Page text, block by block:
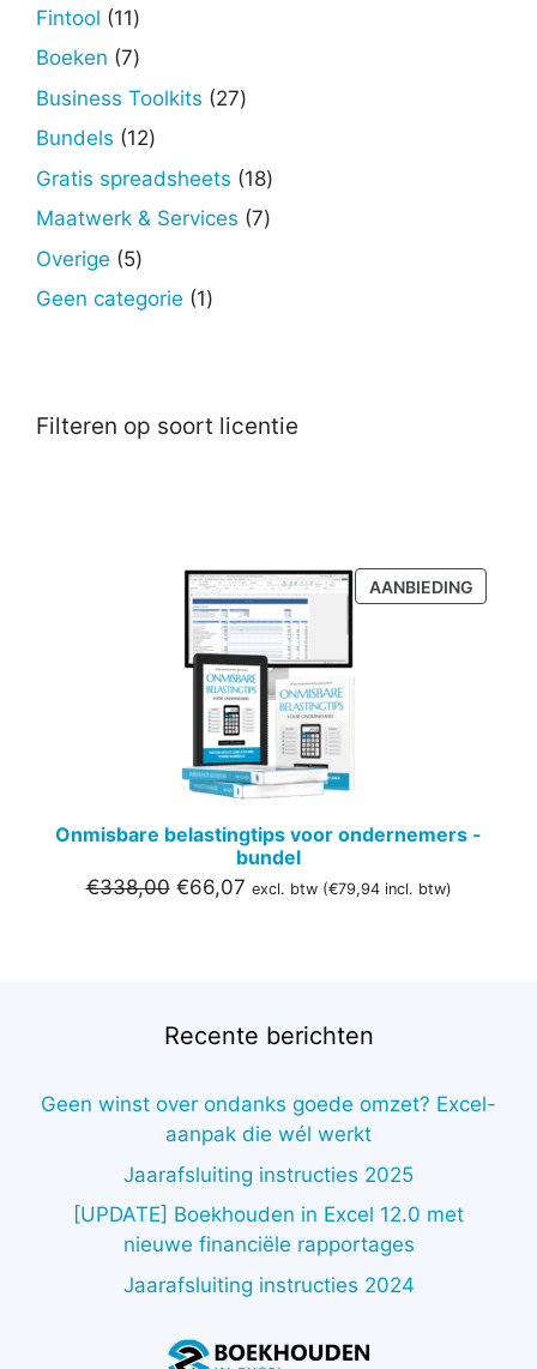
Fintool 1111
producten
Boeken 77
producten
Business Toolkits 2727
Bundels 1212
producten
Gratis spreadsheets 1818
producten
Maatwerk & Services 77
Overige 55
producten
Geen categorie 11
Filteren op soort licentie
AANBIEDING
IN
Onmisbare belastingtips voor ondernemers -
bundel
€338,00 Oorspronkelijke
€66,07Huidige
excl. btw (€79,94incl. btw)
Recente berichten
Geen winst over ondanks goede omzet? Excel-
aanpak die wél werkt
Jaarafsluiting instructies 2025
[UPDATE] Boekhouden in Excel 12.0 met
nieuwe financiële rapportages
Jaarafsluiting instructies 2024